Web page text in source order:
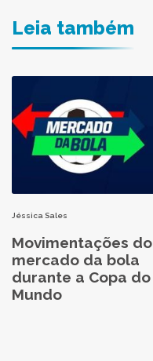
Leia também
Jéssica Sales
Movimentações do
mercado da bola
durante a Copa do
Mundo